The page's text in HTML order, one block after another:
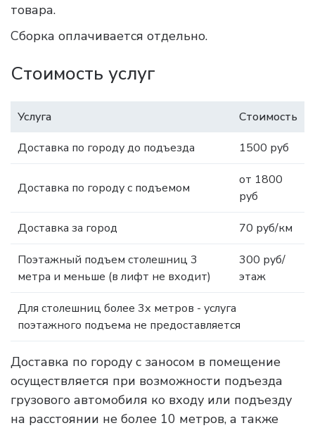
товара.
Сборка оплачивается отдельно.
Стоимость услуг
Услуга
Стоимость
Доставка по городу до подъезда
1500 руб
Доставка по городу с подъемом
от 1800
руб
Доставка за город 70 руб/км
Поэтажный подъем столешниц 3
метра и меньше (в лифт не входит)
300 руб/
этаж
Для столешниц более 3х метров - услуга
поэтажного подъема не предоставляется
Доставка по городу с заносом в помещение
осуществляется при возможности подъезда
грузового автомобиля ко входу или подъезду
на расстоянии не более 10 метров, а также